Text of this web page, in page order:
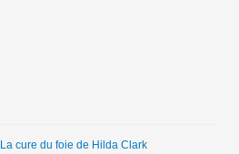
La cure du foie de Hilda Clark